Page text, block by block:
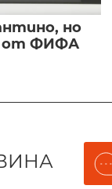
но
от ФИФА